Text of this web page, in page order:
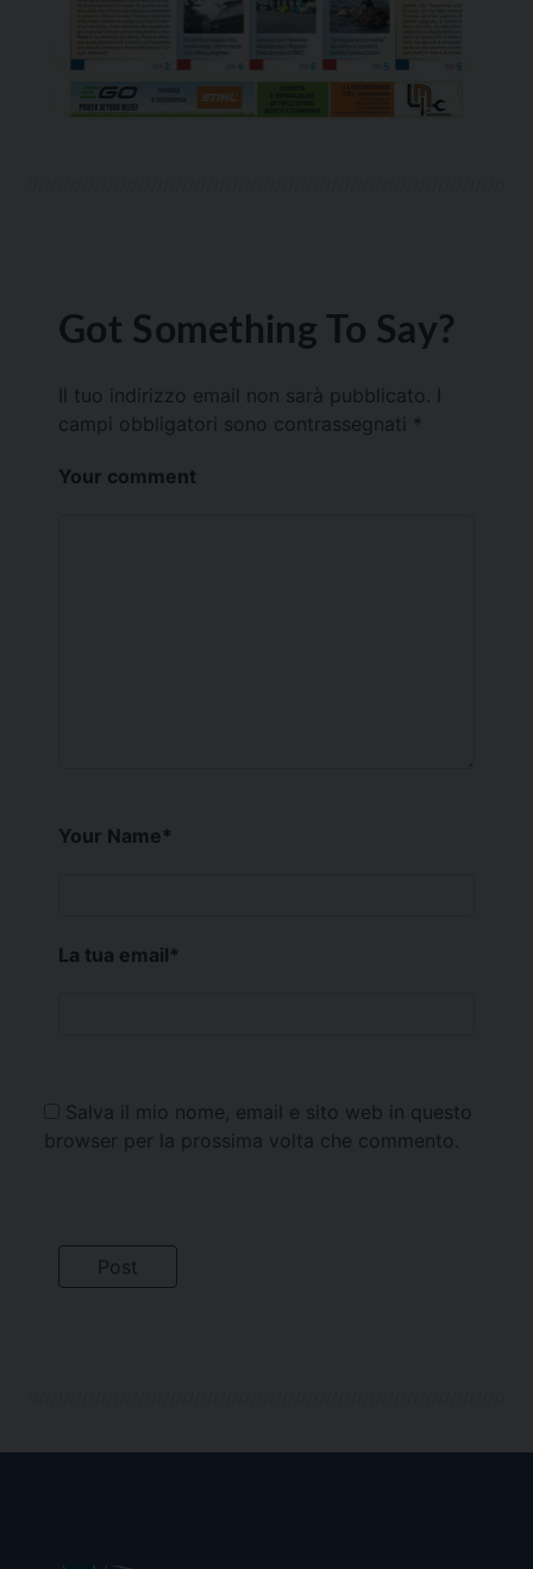
Got Something To Say?
Il tuo indirizzo email non sarà pubblicato.
campi obbligatori sono contrassegnati *
Your comment
Your Name*
La tua email*
Salva il mio nome, email e sito web in questo
browser per la prossima volta che commento.